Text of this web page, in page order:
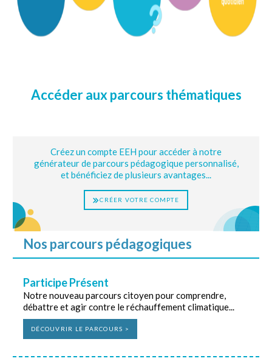
Accéder aux parcours thématiques
Créez un compte EEH pour accéder à notre
générateur de parcours pédagogique personnalisé,
et bénéficiez de plusieurs avantages...
CRÉER VOTRE COMPTE
Nos parcours pédagogiques
Participe Présent
Notre nouveau parcours citoyen pour comprendre,
débattre et agir contre le réchauffement climatique...
DÉCOUVRIR LE PARCOURS >